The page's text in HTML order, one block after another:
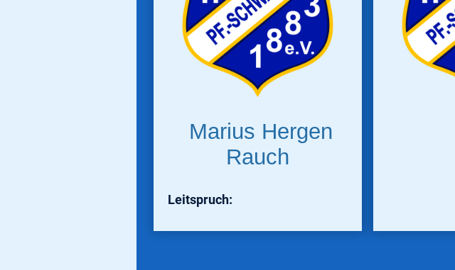
Marius Hergen
Rauch
Leitspruch: